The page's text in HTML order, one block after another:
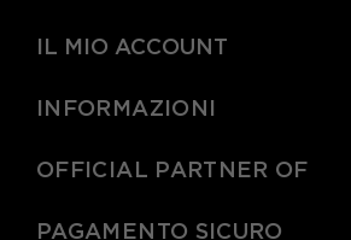
IL MIO ACCOUNT
INFORMAZIONI
OFFICIAL PARTNER OF
PAGAMENTO SICURO